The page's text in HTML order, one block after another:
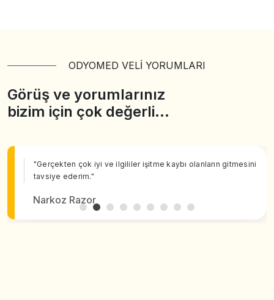
ODYOMED VELİ YORUMLARI
Görüş ve yorumlarınız
bizim için çok değerli…
"Gerçekten çok iyi ve ilgililer işitme kaybı olanların gitmesini
tavsiye ederim."
Narkoz Razor